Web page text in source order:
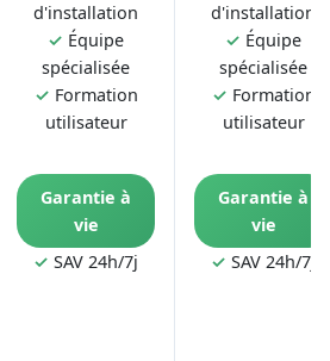
d'installation
✓ Équipe
spécialisée
✓ Formation
utilisateur
d'installation
✓ Équipe
spécialisée
✓ Formation
utilisateur
Garantie à
vie
✓ SAV 24h/7j
Garantie à
vie
✓ SAV 24h/7j